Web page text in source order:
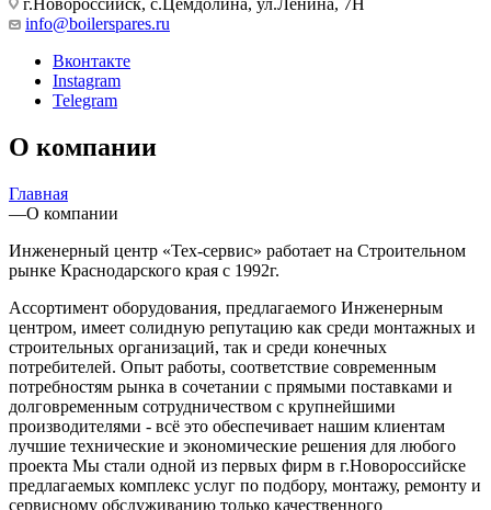
г.Новороссийск, с.Цемдолина, ул.Ленина, 7Н
info@boilerspares.ru
Вконтакте
Instagram
Telegram
О компании
Главная
—О компании
Инженерный центр «Тех-сервис» работает на Строительном
рынке Краснодарского края с 1992г.
Ассортимент оборудования, предлагаемого Инженерным
центром, имеет солидную репутацию как среди монтажных и
строительных организаций, так и среди конечных
потребителей. Опыт работы, соответствие современным
потребностям рынка в сочетании с прямыми поставками и
долговременным сотрудничеством с крупнейшими
производителями - всё это обеспечивает нашим клиентам
лучшие технические и экономические решения для любого
проекта Мы стали одной из первых фирм в г.Новороссийске
предлагаемых комплекс услуг по подбору, монтажу, ремонту и
сервисному обслуживанию только качественного